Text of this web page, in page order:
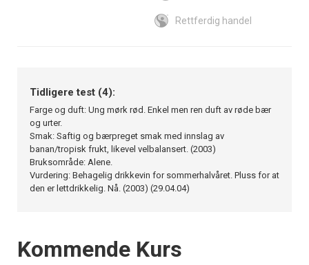
Rettferdig handel
Tidligere test (4):
Farge og duft: Ung mørk rød. Enkel men ren duft av røde bær
og urter.
Smak: Saftig og bærpreget smak med innslag av
banan/tropisk frukt, likevel velbalansert. (2003)
Bruksområde: Alene.
Vurdering: Behagelig drikkevin for sommerhalvåret. Pluss for at
den er lettdrikkelig. Nå. (2003) (29.04.04)
Events
Kommende Kurs